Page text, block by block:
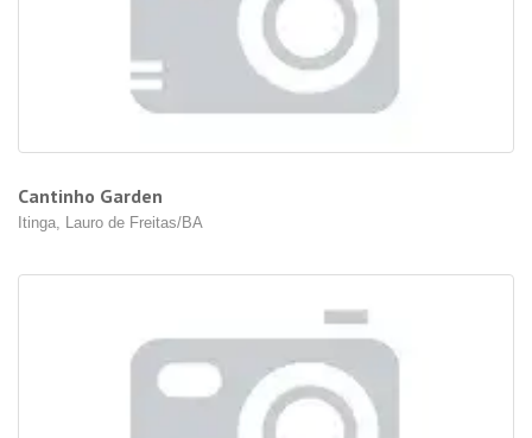
Cantinho Garden
Itinga, Lauro de Freitas/BA